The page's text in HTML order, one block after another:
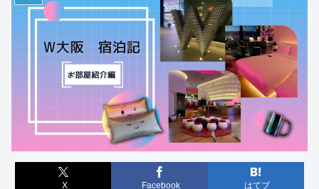
X Facebook はてブ